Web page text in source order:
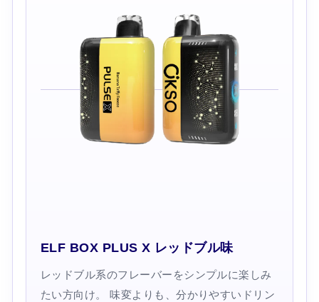
ELF BOX PLUS X レッドブル味
レッドブル系のフレーバーをシンプルに楽しみ
たい方向け。 味変よりも、分かりやすいドリン